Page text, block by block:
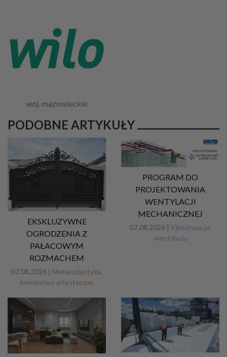
woj. mazowieckie
PODOBNE ARTYKUŁY
EKSKLUZYWNE
OGRODZENIA Z
PAŁACOWYM
ROZMACHEM
07.08.2026 | Metaloplastyka,
kowalstwo artystyczne
PROGRAM DO
PROJEKTOWANIA
WENTYLACJI
MECHANICZNEJ
07.08.2026 | Klimatyzacja,
wentylacja